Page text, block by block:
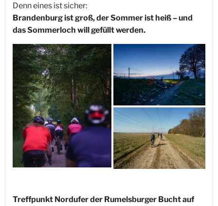
Denn eines ist sicher:
Brandenburg ist groß, der Sommer ist heiß – und
das Sommerloch will gefüllt werden.
Treffpunkt Nordufer der Rumelsburger Bucht auf